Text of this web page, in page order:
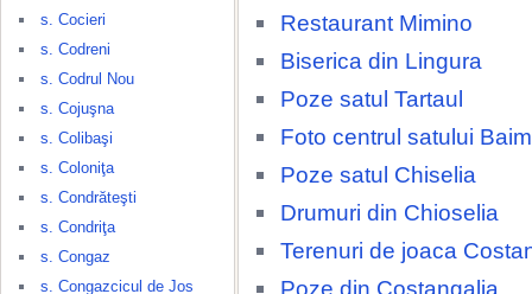
s. Cocieri
s. Codreni
s. Codrul Nou
s. Cojuşna
s. Colibaşi
s. Coloniţa
s. Condrăteşti
s. Condriţa
s. Congaz
s. Congazcicul de Jos
Restaurant Mimino
Biserica din Lingura
Poze satul Tartaul
Foto centrul satului
Poze satul Chiselia
Drumuri din Chioselia
Terenuri de joaca
Poze din Costangalia